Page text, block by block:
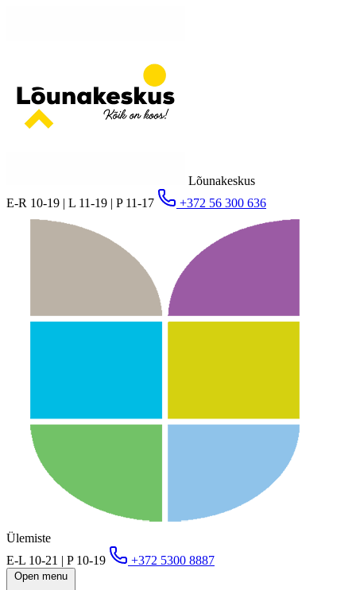
Lõunakeskus
E-R 10-19 | L 11-19 | P 11-17
+372 56 300 636
Ülemiste
E-L 10-21 | P 10-19
+372 5300 8887
Open menu